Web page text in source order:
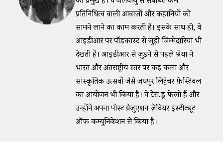
प्रतिनिधित्व वाली आवाज़ों और कहानियों को
सामने लाने का काम करती हैं। इसके साथ ही, वे
आईडीआर पर पॉडकास्ट से जुड़ी जिम्मेदारियां भी
देखती हैं। आईडीआर से जुड़ने से पहले श्रेया ने
भारत और अंतर्राष्ट्रीय स्तर पर कई कला और
सांस्कृतिक उत्सवों जैसे जयपुर लिट्रेचर फ़ेस्टिवल
का आयोजन भी किया है। वे टेरा.डू फेलो हैं और
उन्होंने अपना पोस्ट ग्रैजुएशन ज़ेवियर इंस्टीट्यूट
ऑफ कम्युनिकेशन से किया है।